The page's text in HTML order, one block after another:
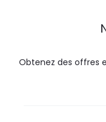
Obtenez des offres